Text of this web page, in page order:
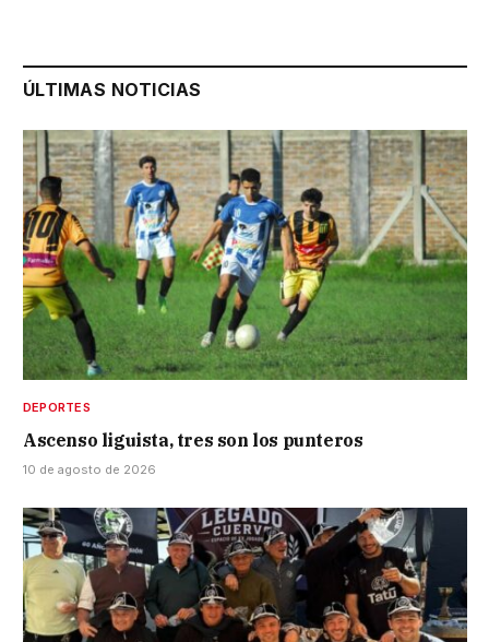
ÚLTIMAS NOTICIAS
DEPORTES
Ascenso liguista, tres son los punteros
10 de agosto de 2026